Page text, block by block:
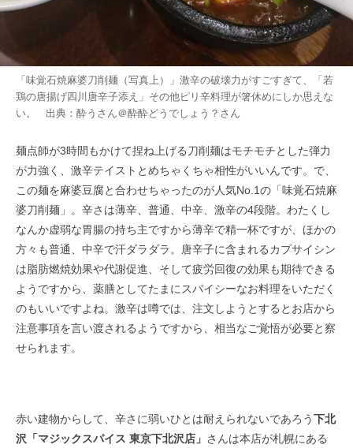
「味覚石焼麻婆刀削麺（写真上）」激辛の破壊力がすごすぎて、「若
鶏の唐揚げ四川唐辛子添え」その他ピリ辛料理が箸休めにしか思えな
い。 出典： 酔うさん＠酔酔どうでしょう？ さん
麺点師が3時間もかけて捏ね上げる刀削麺はモチモチとした弾力
が力強く、激辛テイストとめちゃくちゃ相性がいいんです。で、
この麺を麻婆豆腐と合わせちゃったのが人気No.1の「味覚石焼麻
婆刀削麺」。辛さは薄辛、普通、中辛、激辛の4段階。わたくし
なんか虚弱な胃腸の持ち主ですから薄辛で精一杯ですが、ほかの
方々も普通、中辛で汗ダラダラ。唐辛子に含まれるカプサイシン
は脂肪燃焼効果や代謝促進、そして疲労回復の効果も期待できる
ようですから、薬膳としてたまにスパイシーなお料理をいただく
のもいいですよね。激辛は噂では、注文しようとするとお店から
注意事項を言い渡されるようですから、相当なご覚悟が必要と察
せられます。
赤い建物からして、辛さに弱いひとは耐えられないであろう下北
沢「マジックスパイス 東京下北沢店」 さんは本店が札幌にある